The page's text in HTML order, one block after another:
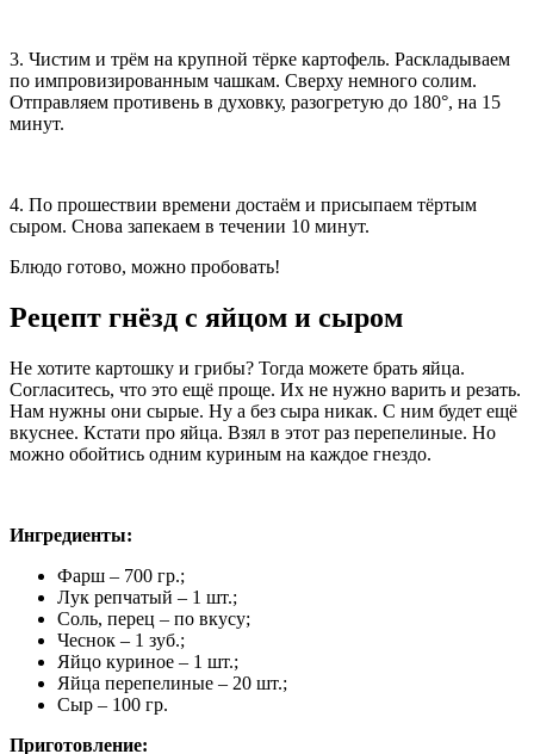
3. Чистим и трём на крупной тёрке картофель. Раскладываем
по импровизированным чашкам. Сверху немного солим.
Отправляем противень в духовку, разогретую до 180°, на 15
минут.
4. По прошествии времени достаём и присыпаем тёртым
сыром. Снова запекаем в течении 10 минут.
Блюдо готово, можно пробовать!
Рецепт гнёзд с яйцом и сыром
Не хотите картошку и грибы? Тогда можете брать яйца.
Согласитесь, что это ещё проще. Их не нужно варить и резать.
Нам нужны они сырые. Ну а без сыра никак. С ним будет ещё
вкуснее. Кстати про яйца. Взял в этот раз перепелиные. Но
можно обойтись одним куриным на каждое гнездо.
Ингредиенты:
Фарш – 700 гр.;
Лук репчатый – 1 шт.;
Соль, перец – по вкусу;
Чеснок – 1 зуб.;
Яйцо куриное – 1 шт.;
Яйца перепелиные – 20 шт.;
Сыр – 100 гр.
Приготовление: